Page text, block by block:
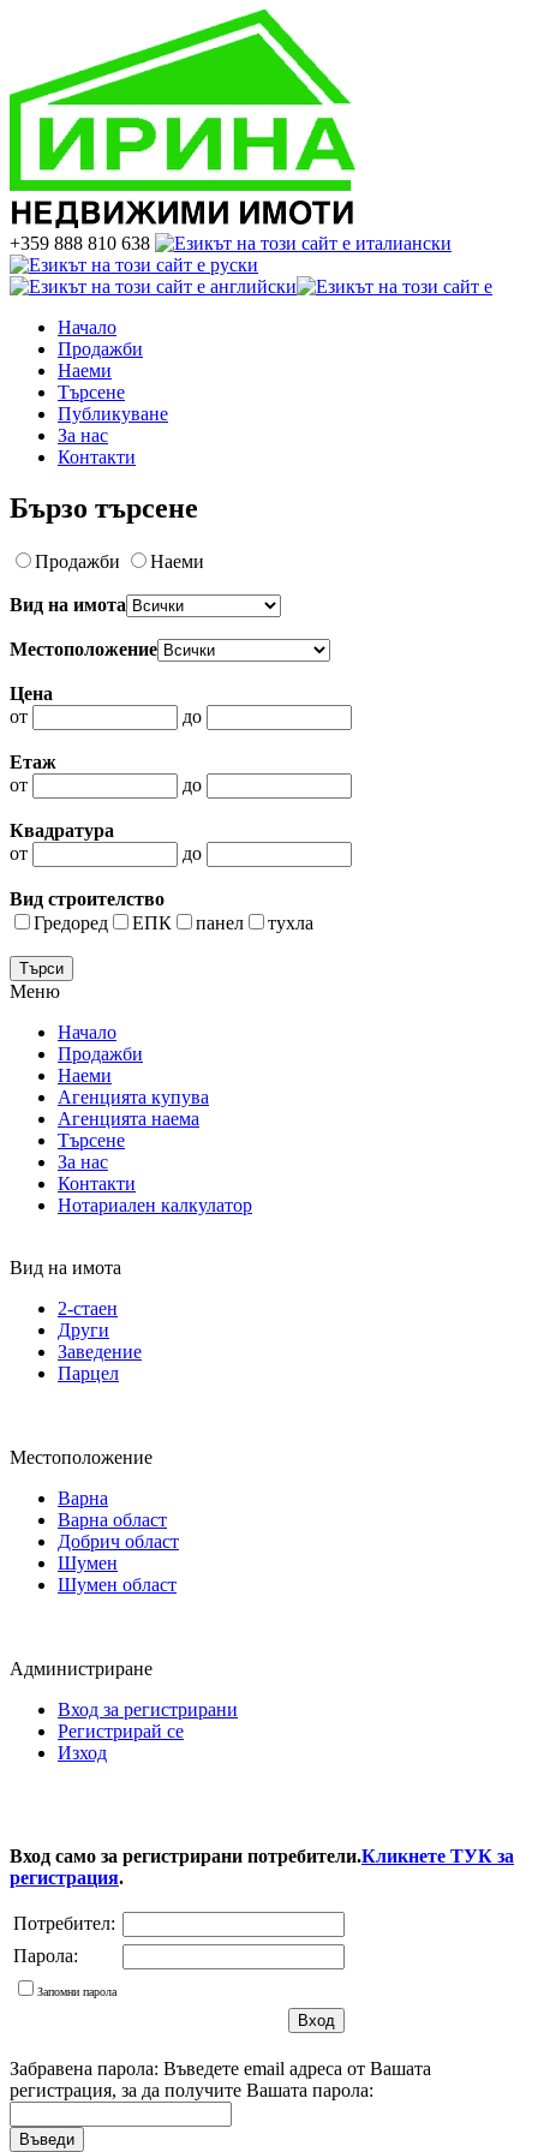
+359 888 810 638
Начало
Продажби
Наеми
Търсене
Публикуване
За нас
Контакти
Бързо търсене
Продажби Наеми
Вид на имота
Местоположение
Цена
от
до
Етаж
от
до
Квадратура
от
до
Вид строителство
Гредоред
ЕПК панел тухла
Меню
Начало
Продажби
Наеми
Агенцията купува
Агенцията наема
Търсене
За нас
Контакти
Нотариален калкулатор
Вид на имота
2-стаен
Други
Заведение
Парцел
Местоположение
Варна
Варна област
Добрич област
Шумен
Шумен област
Администриране
Вход за регистрирани
Регистрирай се
Изход
Вход само за регистрирани потребители.Кликнете ТУК за
регистрация.
Потребител:
Парола:
Запомни парола
Забравена парола: Въведете email адреса от Вашата
регистрация, за да получите Вашата парола: